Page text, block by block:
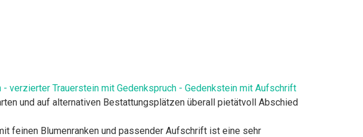
Trauerstein mit Gedenkspruch - Gedenkstein mit Aufschrift
und auf alternativen Bestattungsplätzen überall pietätvoll Abschied
feinen Blumenranken und passender Aufschrift ist eine sehr